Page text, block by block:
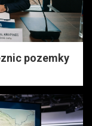
pozemky